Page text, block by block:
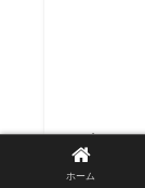
マウンテ
ホーム